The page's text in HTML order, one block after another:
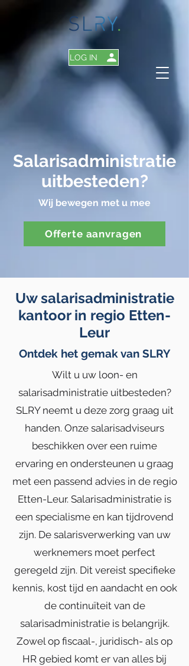
LOG IN
Salarisadministratie
uitbesteden?
Wij bewegen met u mee
Offerte aanvragen
Uw salarisadministratie
kantoor in regio Etten-
Leur
Ontdek het gemak van SLRY
Wilt u uw loon- en
salarisadministratie uitbesteden?
SLRY neemt u deze zorg graag uit
handen. Onze salarisadviseurs
beschikken over een ruime
ervaring en ondersteunen u graag
met een passend advies in de regio
Etten-Leur. Salarisadministratie is
een specialisme en kan tijdrovend
zijn. De salarisverwerking van uw
werknemers moet perfect
geregeld zijn. Dit vereist specifieke
kennis, kost tijd en aandacht en ook
de continuïteit van de
salarisadministratie is belangrijk.
Zowel op fiscaal-, juridisch- als op
HR gebied komt er van alles bij